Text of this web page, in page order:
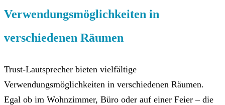
Verwendungsmöglichkeiten in
verschiedenen Räumen
Trust-Lautsprecher bieten vielfältige
Verwendungsmöglichkeiten in verschiedenen Räumen.
Egal ob im Wohnzimmer, Büro oder auf einer Feier – die